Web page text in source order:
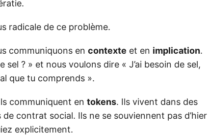
radicale de ce problème.
communiquons en contexte et en implication.
sel ? » et nous voulons dire « J’ai besoin de sel,
que tu comprends ».
communiquent en tokens. Ils vivent dans des
de contrat social. Ils ne se souviennent pas d’hier
explicitement.